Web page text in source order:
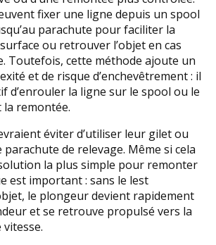
fixer une ligne depuis un spool
parachute pour faciliter la
ou retrouver l’objet en cas
Toutefois, cette méthode ajoute un
et de risque d’enchevêtrement : il
d’enrouler la ligne sur le spool ou le
remontée.
éviter d’utiliser leur gilet ou
de relevage. Même si cela
la plus simple pour remonter
est important : sans le lest
le plongeur devient rapidement
et se retrouve propulsé vers la